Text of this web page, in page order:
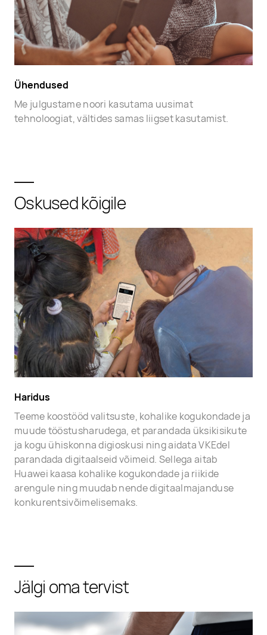
Ühendused
Me julgustame noori kasutama uusimat
tehnoloogiat, vältides samas liigset kasutamist.
Oskused kõigile
Haridus
Teeme koostööd valitsuste, kohalike kogukondade ja
muude tööstusharudega, et parandada üksikisikute
ja kogu ühiskonna digioskusi ning aidata VKEdel
parandada digitaalseid võimeid. Sellega aitab
Huawei kaasa kohalike kogukondade ja riikide
arengule ning muudab nende digitaalmajanduse
konkurentsivõimelisemaks.
Jälgi oma tervist